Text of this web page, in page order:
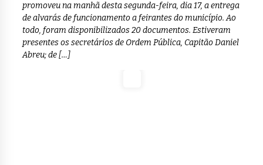
promoveu na manhã desta segunda-feira, dia 17, a entrega
de alvarás de funcionamento a feirantes do município. Ao
todo, foram disponibilizados 20 documentos. Estiveram
presentes os secretários de Ordem Pública, Capitão Daniel
Abreu; de […]